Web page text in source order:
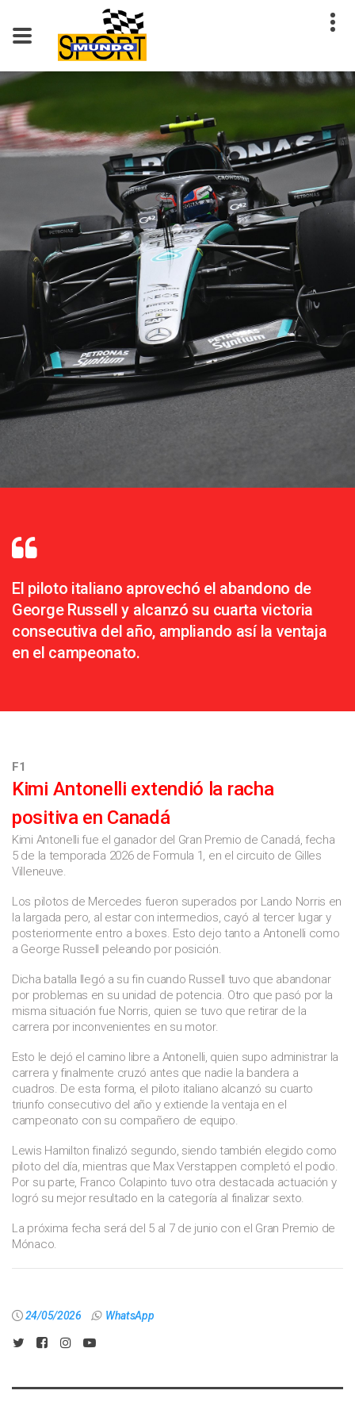
El piloto italiano aprovechó el abandono de
George Russell y alcanzó su cuarta victoria
consecutiva del año, ampliando así la ventaja
en el campeonato.
F1
Kimi Antonelli extendió la racha
positiva en Canadá
Kimi Antonelli fue el ganador del Gran Premio de Canadá, fecha
5 de la temporada 2026 de Formula 1, en el circuito de Gilles
Villeneuve.
Los pilotos de Mercedes fueron superados por Lando Norris en
la largada pero, al estar con intermedios, cayó al tercer lugar y
posteriormente entro a boxes. Esto dejo tanto a Antonelli como
a George Russell peleando por posición.
Dicha batalla llegó a su fin cuando Russell tuvo que abandonar
por problemas en su unidad de potencia. Otro que pasó por la
misma situación fue Norris, quien se tuvo que retirar de la
carrera por inconvenientes en su motor.
Esto le dejó el camino libre a Antonelli, quien supo administrar la
carrera y finalmente cruzó antes que nadie la bandera a
cuadros. De esta forma, el piloto italiano alcanzó su cuarto
triunfo consecutivo del año y extiende la ventaja en el
campeonato con su compañero de equipo.
Lewis Hamilton finalizó segundo, siendo también elegido como
piloto del día, mientras que Max Verstappen completó el podio.
Por su parte, Franco Colapinto tuvo otra destacada actuación y
logró su mejor resultado en la categoría al finalizar sexto.
La próxima fecha será del 5 al 7 de junio con el Gran Premio de
Mónaco.
24/05/2026 WhatsApp